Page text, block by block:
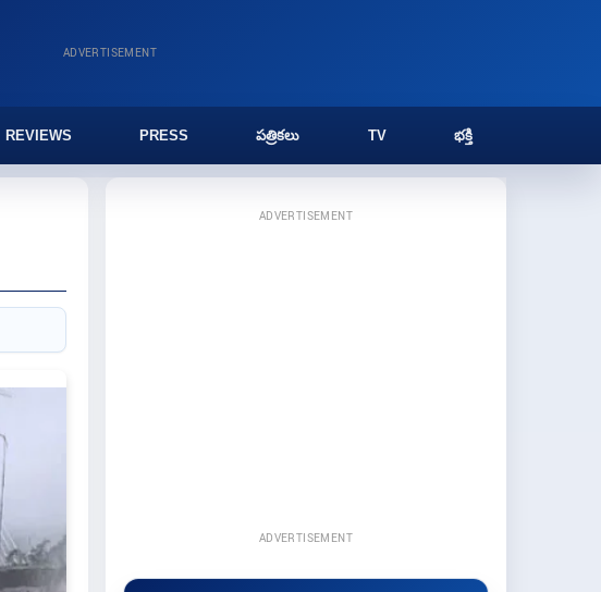
ADVERTISEMENT
REVIEWS PRESS పత్రికలు TV భక్తి
ADVERTISEMENT
ADVERTISEMENT